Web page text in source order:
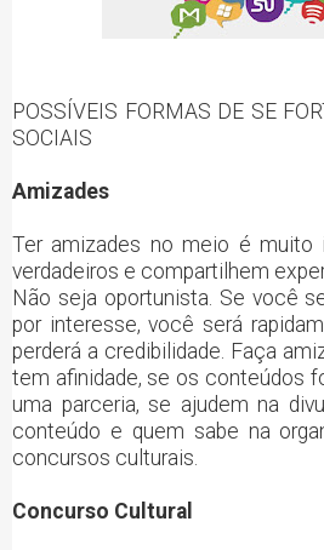
POSSÍVEIS FORMAS DE SE
SOCIAIS
Amizades
Ter amizades no meio é muito
verdadeiros e compartilhem
Não seja oportunista. Se você
por interesse, você será
perderá a credibilidade. Faça
tem afinidade, se os conteúdos
uma parceria, se ajudem na
conteúdo e quem sabe na
concursos culturais.
Concurso Cultural